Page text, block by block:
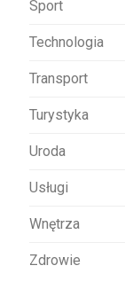
Sport
Technologia
Transport
Turystyka
Uroda
Usługi
Wnętrza
Zdrowie